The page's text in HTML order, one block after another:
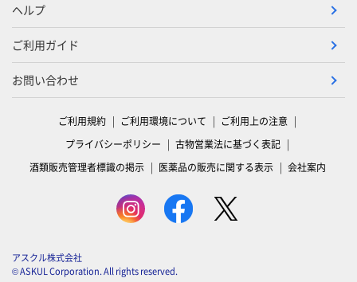
ヘルプ
ご利用ガイド
お問い合わせ
ご利用規約 ご利用環境について
ご利用上の注意
プライバシーポリシー
古物営業法に基づく表記
酒類販売管理者標識の掲示
医薬品の販売に関する表示 会社案内
アスクル株式会社
© ASKUL Corporation. All rights reserved.